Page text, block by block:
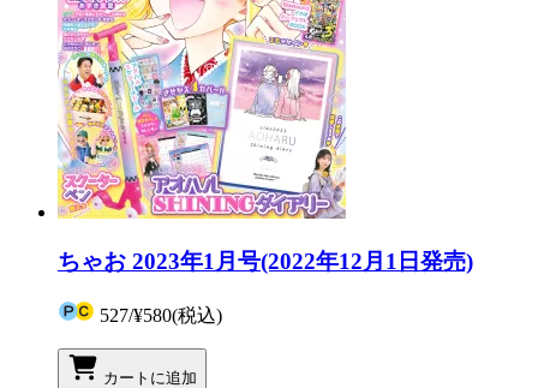
ちゃお 2023年1月号(2022年12月1日発売)
527/¥580(税込)
カートに追加